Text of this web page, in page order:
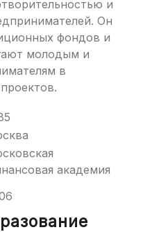
и
Он
фондов и
молодым и
в
академия